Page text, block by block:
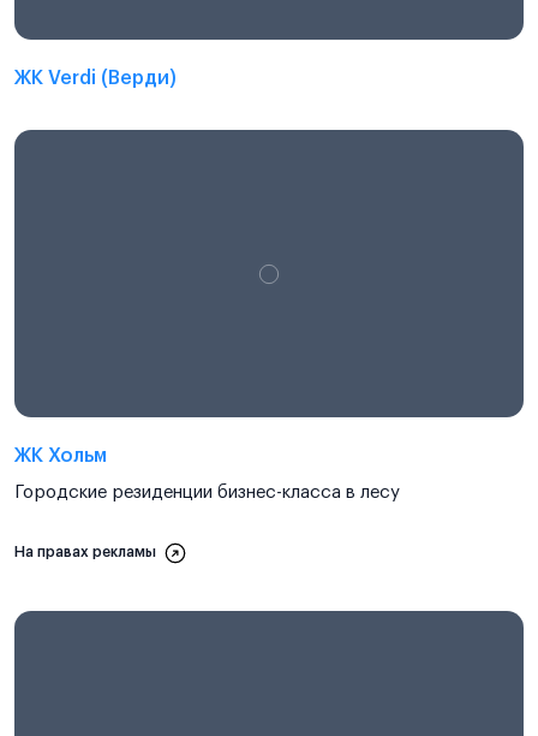
ЖК Verdi (Верди)
ЖК Хольм
Городские резиденции бизнес-класса в лесу
На правах рекламы